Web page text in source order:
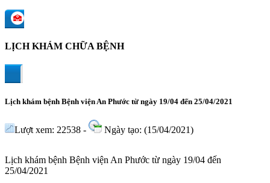
LỊCH KHÁM CHỮA BỆNH
Lịch khám bệnh Bệnh viện An Phước từ ngày 19/04 đến 25/04/2021
Lượt xem: 22538 - Ngày tạo: (15/04/2021)
Lịch khám bệnh Bệnh viện An Phước từ ngày 19/04 đến
25/04/2021